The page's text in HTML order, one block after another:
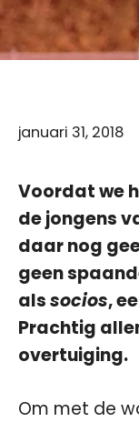
januari 31, 2018
Voordat we
de jongens
daar nog
geen
alssocios,
Prachtig
overtuiging.
Om met de